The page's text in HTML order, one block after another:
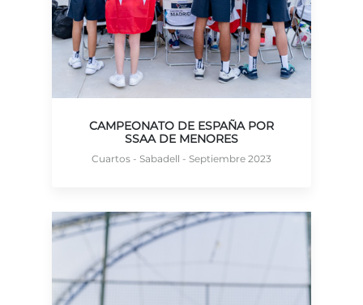
CAMPEONATO DE ESPAÑA POR
SSAA DE MENORES
Cuartos - Sabadell - Septiembre 2023